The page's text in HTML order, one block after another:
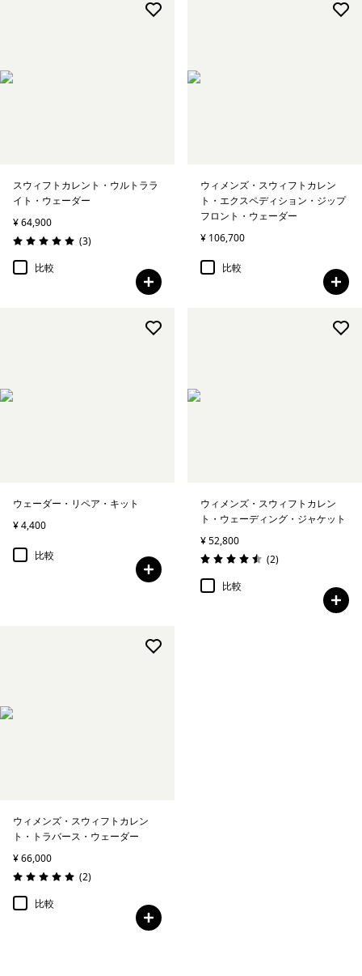
スウィフトカレント・ウルトララ
イト・ウェーダー
¥ 64,900
評価: 5.0 / 5
(3レビュー
)
比較
ウィメンズ・スウィフトカレン
ト・エクスペディション・ジップ
フロント・ウェーダー
¥ 106,700
比較
ウェーダー・リペア・キット
¥ 4,400
比較
ウィメンズ・スウィフトカレン
ト・ウェーディング・ジャケット
¥ 52,800
評価: 4.5 / 5
(2レビュー
)
比較
ウィメンズ・スウィフトカレン
ト・トラバース・ウェーダー
¥ 66,000
評価: 5.0 / 5
(2レビュー
)
比較